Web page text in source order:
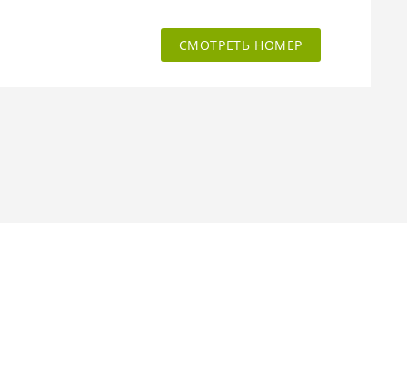
СМОТРЕТЬ НОМЕР